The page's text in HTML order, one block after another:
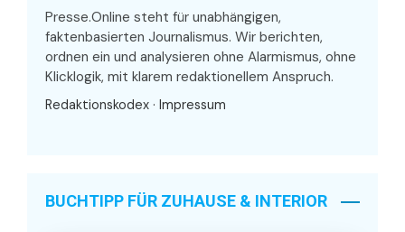
Presse.Online steht für unabhängigen,
faktenbasierten Journalismus. Wir berichten,
ordnen ein und analysieren ohne Alarmismus, ohne
Klicklogik, mit klarem redaktionellem Anspruch.
Redaktionskodex · Impressum
BUCHTIPP FÜR ZUHAUSE & INTERIOR